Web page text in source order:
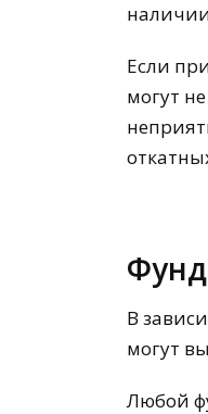
Если
могут
В
могут
Любой